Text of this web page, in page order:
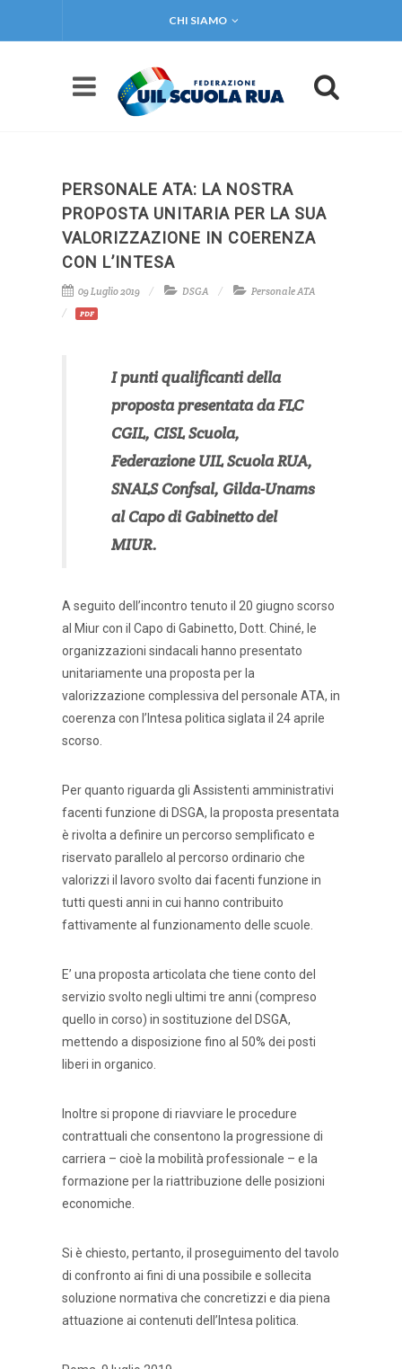
CHI SIAMO
PERSONALE ATA: LA NOSTRA
PROPOSTA UNITARIA PER LA SUA
VALORIZZAZIONE IN COERENZA
CON L’INTESA
09 Luglio 2019 DSGA Personale ATA
PDF
I punti qualificanti della
proposta presentata da FLC
CGIL, CISL Scuola,
Federazione UIL Scuola RUA,
SNALS Confsal, Gilda-Unams
al Capo di Gabinetto del
MIUR.
A seguito dell’incontro tenuto il 20 giugno scorso
al Miur con il Capo di Gabinetto, Dott. Chiné, le
organizzazioni sindacali hanno presentato
unitariamente una proposta per la
valorizzazione complessiva del personale ATA, in
coerenza con l’Intesa politica siglata il 24 aprile
scorso.
Per quanto riguarda gli Assistenti amministrativi
facenti funzione di DSGA, la proposta presentata
è rivolta a definire un percorso semplificato e
riservato parallelo al percorso ordinario che
valorizzi il lavoro svolto dai facenti funzione in
tutti questi anni in cui hanno contribuito
fattivamente al funzionamento delle scuole.
E’ una proposta articolata che tiene conto del
servizio svolto negli ultimi tre anni (compreso
quello in corso) in sostituzione del DSGA,
mettendo a disposizione fino al 50% dei posti
liberi in organico.
Inoltre si propone di riavviare le procedure
contrattuali che consentono la progressione di
carriera – cioè la mobilità professionale – e la
formazione per la riattribuzione delle posizioni
economiche.
Si è chiesto, pertanto, il proseguimento del tavolo
di confronto ai fini di una possibile e sollecita
soluzione normativa che concretizzi e dia piena
attuazione ai contenuti dell’Intesa politica.